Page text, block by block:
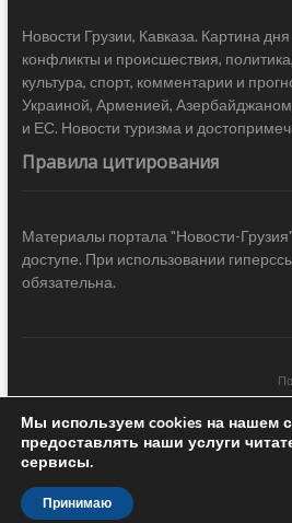
Новости Грузии, Кавказа. Картина
конфликты и происшествия,
культура, спорт, комментарии и
Украиной, Арменией,
и ЕС. Новости туризма и
Правила цитирования
Материалы портала "Новости-
доступе. При использовании
обязательна.
Новости Грузии | Black Sea Press LTD ©
Design & development —COCODO BRANDO
Мы используем cookies на нашем
предоставлять наши услуги
сервисы.
Принимаю